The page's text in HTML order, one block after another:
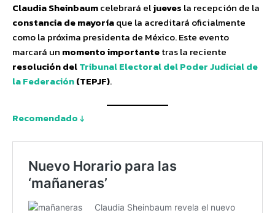
Claudia Sheinbaumcelebrará eljueves la recepción de la
constancia de mayoríaque la acreditará oficialmente
como la próxima presidenta de México. Este evento
marcará un momento importantetras la reciente
resolución delTribunal Electoral del Poder Judicial de
la Federación(TEPJF).
Recomendado ↓